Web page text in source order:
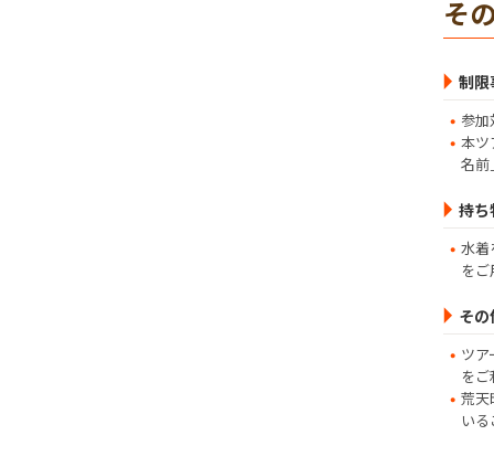
そ
制限
参加
本ツ
名前
持ち
水着
を
その
ツア
を
荒天
い